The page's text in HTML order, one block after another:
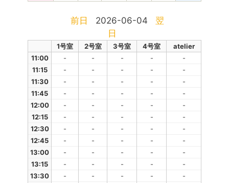
前日 2026-06-04
翌
日
1号室 2号室 3号室 4号室
atelier
11:00
- - - -
-
11:15
- - - -
-
11:30
- - - -
-
11:45
- - - -
-
12:00
- - - -
-
12:15
- - - -
-
12:30
- - - -
-
12:45
- - - -
-
13:00
- - - -
-
13:15
- - - -
-
13:30
- - - -
-